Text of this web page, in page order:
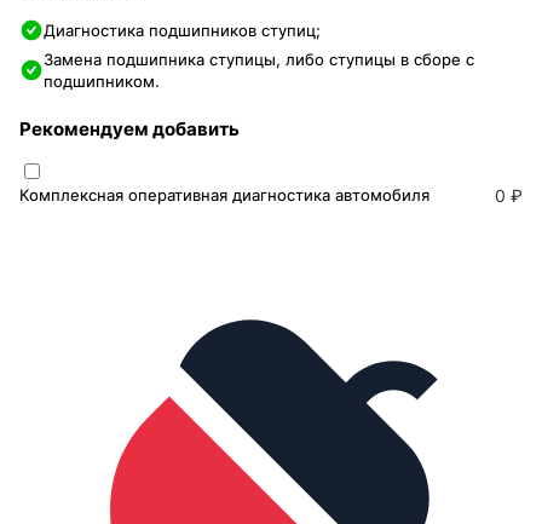
Диагностика подшипников ступиц;
Замена подшипника ступицы, либо ступицы в сборе с
подшипником.
Рекомендуем добавить
Комплексная оперативная диагностика автомобиля 0 ₽